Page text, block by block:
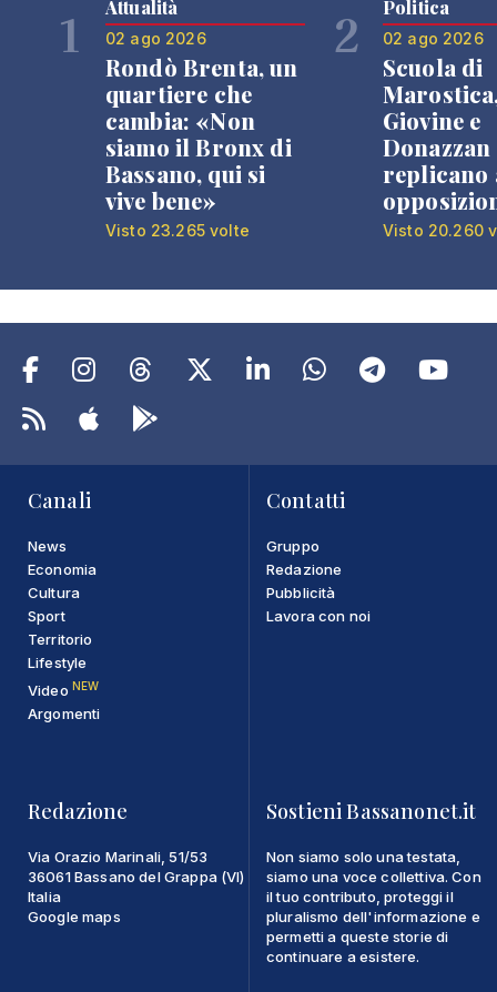
1 Attualità
02 ago 2026
Rondò Brenta, un
quartiere che
cambia: «Non
siamo il Bronx di
Bassano, qui si
vive bene»
Visto 23.265 volte
2 Politica
02 ago 2026
Scuola di
Giovine e
Donazzan
replicano
Visto 20.260
Canali
News
Economia
Cultura
Sport
Territorio
Lifestyle
Video NEW
Argomenti
Contatti
Gruppo
Redazione
Pubblicità
Lavora con noi
Redazione
Via Orazio Marinali, 51/53
36061 Bassano del Grappa (VI)
Italia
Google maps
Sostieni Bassanonet.it
Non siamo solo una testata,
siamo una voce collettiva. Con
il tuo contributo, proteggi il
pluralismo dell'informazione e
permetti a queste storie di
continuare a esistere.